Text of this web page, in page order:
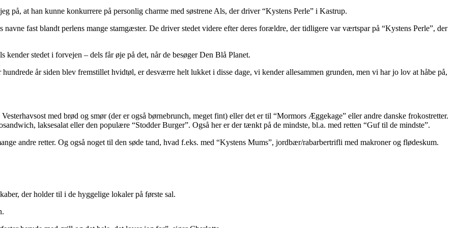
på, at han kunne konkurrere på personlig charme med søstrene Als, der driver “Kystens Perle” i Kastrup.
navne fast blandt perlens mange stamgæster. De driver stedet videre efter deres forældre, der tidligere var værtspar på “Kystens Perle”, der
kender stedet i forvejen – dels får øje på det, når de besøger Den Blå Planet.
år siden blev fremstillet hvidtøl, er desværre helt lukket i disse dage, vi kender allesammen grunden, men vi har jo lov at håbe på,
med brød og smør (der er også børnebrunch, meget fint) eller det er til “Mormors Æggekage” eller andre danske frokostretter.
laksesalat eller den populære “Stodder Burger”. Også her er der tænkt på de mindste, bl.a. med retten “Guf til de mindste”.
andre retter. Og også noget til den søde tand, hvad f.eks. med “Kystens Mums”, jordbær/rabarbertrifli med makroner og flødeskum.
der holder til i de hyggelige lokaler på første sal.